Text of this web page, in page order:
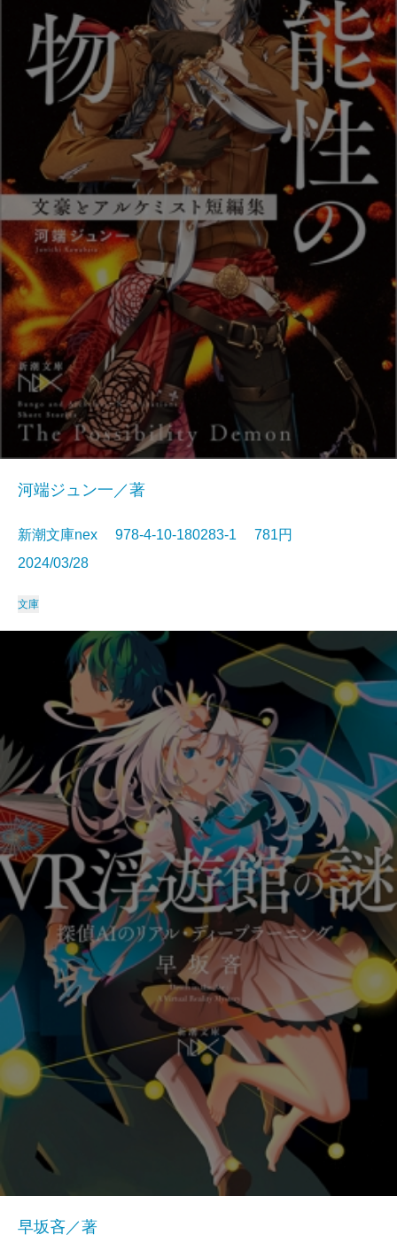
河端ジュン一／著
新潮文庫nex 978-4-10-180283-1 781円
2024/03/28
文庫
早坂吝／著